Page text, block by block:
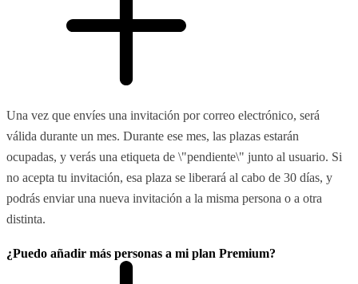
Una vez que envíes una invitación por correo electrónico, será
válida durante un mes. Durante ese mes, las plazas estarán
ocupadas, y verás una etiqueta de \"pendiente\" junto al usuario. Si
no acepta tu invitación, esa plaza se liberará al cabo de 30 días, y
podrás enviar una nueva invitación a la misma persona o a otra
distinta.
¿Puedo añadir más personas a mi plan Premium?